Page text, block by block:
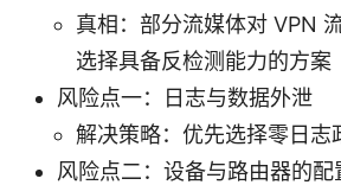
真相：部分流媒体对 VPN
选择具备反检测能力的方案
风险点一：日志与数据外泄
解决策略：优先选择零日志
风险点二：设备与路由器的配